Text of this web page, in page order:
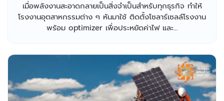
เมื่อพลังงานสะอาดกลายเป็นสิ่งจำเป็นสำหรับทุกธุรกิจ ทำให้
โรงงานอุตสาหกรรมต่าง ๆ หันมาใช้ ติดตั้งโซลาร์เซลล์โรงงาน
พร้อม optimizer เพื่อประหยัดค่าไฟ และ...